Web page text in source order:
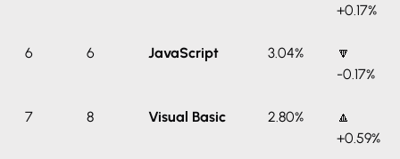
+0.17%
6 6 JavaScript 3.04%
🔽
-0.17%
7 8 Visual Basic 2.80%
🔼
+0.59%